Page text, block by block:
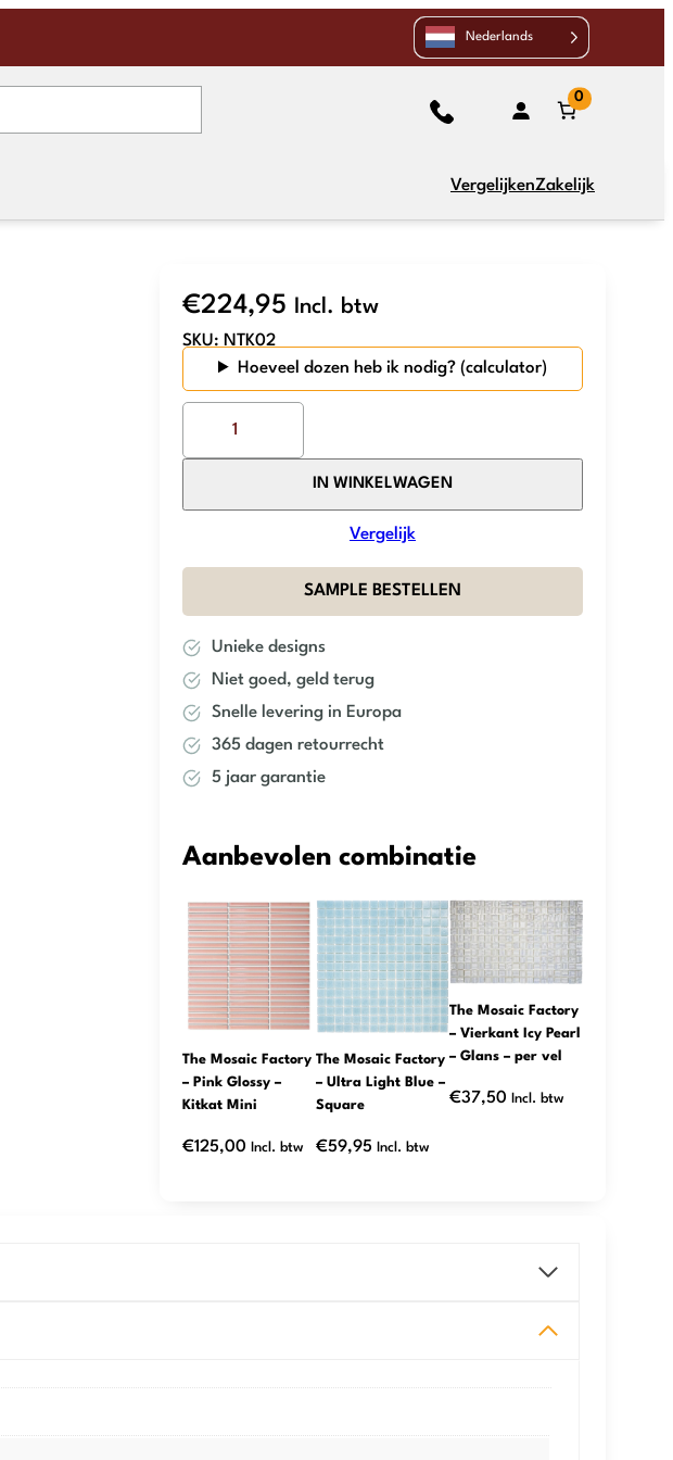
Nederlands
0
VergelijkenZakelijk
€224,95 Incl. btw
SKU: NTK02
Hoeveel dozen heb ik nodig?
IN WINKELWAGEN
Vergelijk
SAMPLE BESTELLEN
Unieke designs
Niet goed, geld terug
Snelle levering in Europa
365 dagen retourrecht
5 jaar garantie
Aanbevolen combinatie
The Mosaic Factory
– Pink Glossy –
Kitkat Mini
€125,00 Incl. btw
The Mosaic Factory
– Ultra Light Blue –
Square
€59,95 Incl. btw
The Mosaic Factory
– Vierkant Icy Pearl
– Glans – per vel
€37,50 Incl. btw